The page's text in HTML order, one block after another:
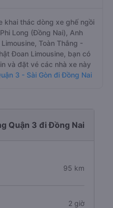
khai thác dòng xe ghế ngồi
Long (Đồng Nai), Anh
Toàn Thắng -
Đoan Limousine, bạn có
và đặt vé các nhà xe này
3 - Sài Gòn đi Đồng Nai
Quận 3 đi Đồng Nai
95 km
2 giờ